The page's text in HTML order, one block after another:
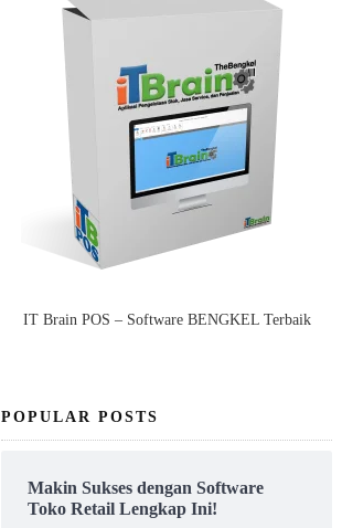
IT Brain POS – Software BENGKEL Terbaik
POPULAR POSTS
Makin Sukses dengan Software
Toko Retail Lengkap Ini!